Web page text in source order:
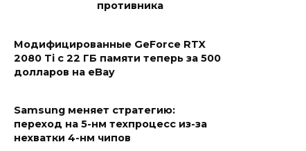
противника
Модифицированные GeForce RTX
2080 Ti с 22 ГБ памяти теперь за 500
долларов на eBay
Samsung меняет стратегию:
переход на 5-нм техпроцесс из-за
нехватки 4-нм чипов